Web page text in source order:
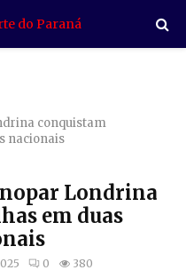
conquistam
nacionais
Londrina
em duas
0 380